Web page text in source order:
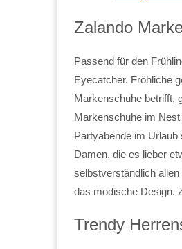
Zalando
Passend für den
Eyecatcher. Fröhliche
Markenschuhe betrifft,
Markenschuhe im
Partyabende im Urlaub
Damen, die es lieber
selbstverständlich
das modische Design.
Trendy